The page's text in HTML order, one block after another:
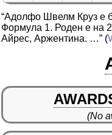
“Адолфо Швелм Круз е
Формула 1. Роден е на
Айрес, Аржентина. …” (
(No